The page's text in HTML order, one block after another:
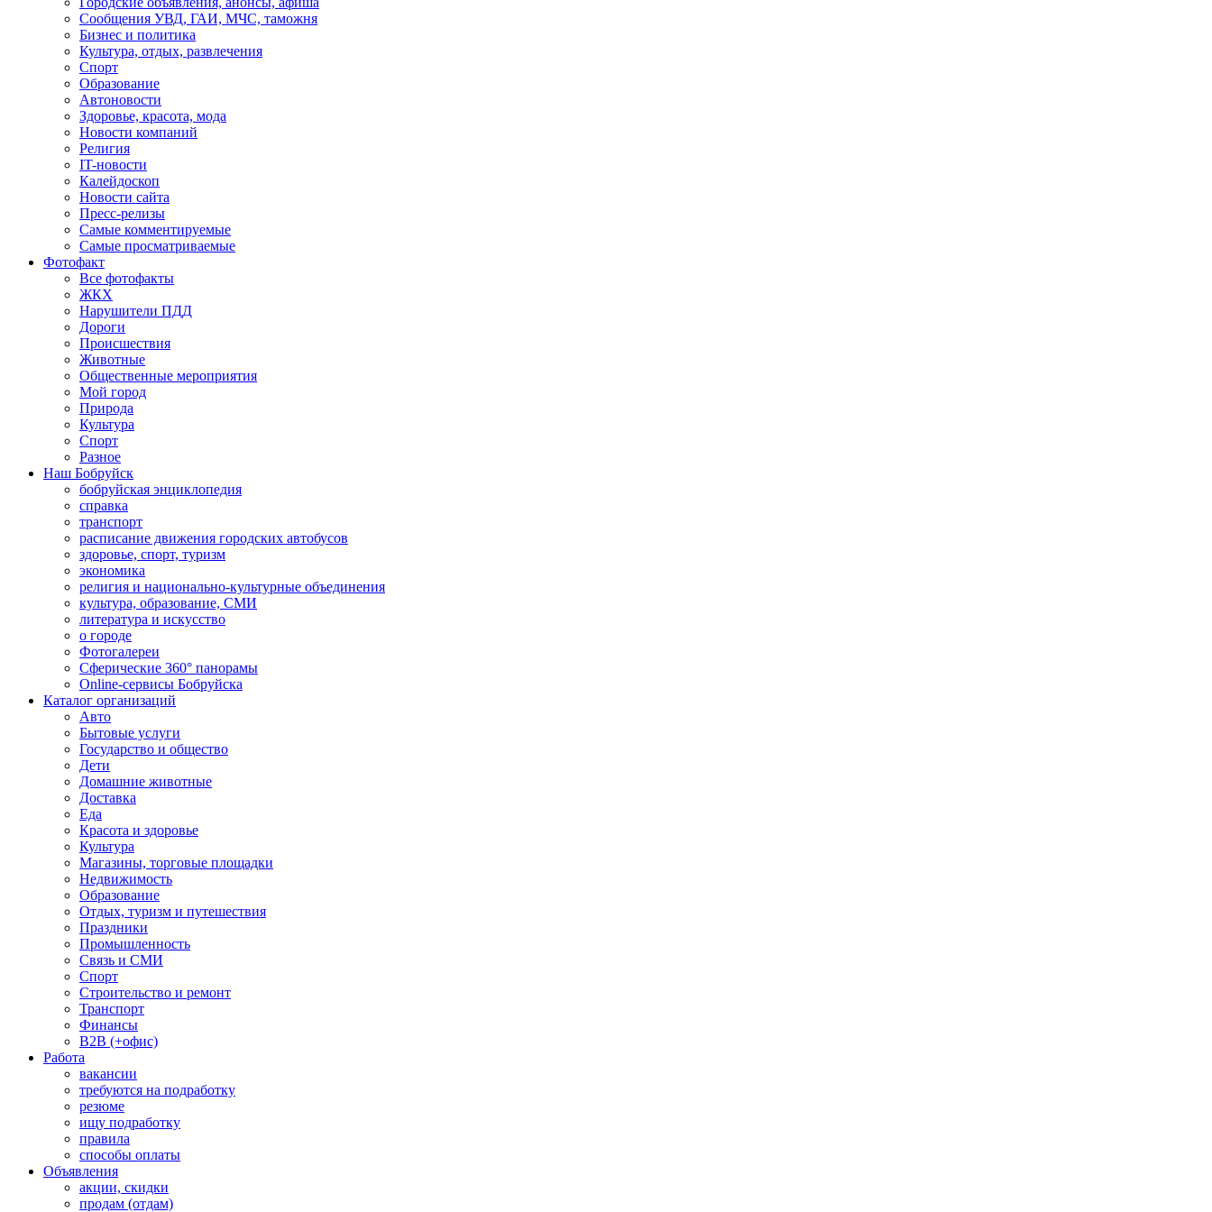
Сообщения УВД, ГАИ, МЧС, таможня
Бизнес и политика
Культура, отдых, развлечения
Спорт
Образование
Автоновости
Здоровье, красота, мода
Новости компаний
Религия
IT-новости
Калейдоскоп
Новости сайта
Пресс-релизы
Самые комментируемые
Самые просматриваемые
Фотофакт
Все фотофакты
ЖКХ
Нарушители ПДД
Дороги
Происшествия
Животные
Общественные мероприятия
Мой город
Природа
Культура
Спорт
Разное
Наш Бобруйск
бобруйская энциклопедия
справка
транспорт
расписание движения городских автобусов
здоровье, спорт, туризм
экономика
религия и национально-культурные объединения
культура, образование, СМИ
литература и искусство
о городе
Фотогалереи
Сферические 360° панорамы
Online-сервисы Бобруйска
Каталог организаций
Авто
Бытовые услуги
Государство и общество
Дети
Домашние животные
Доставка
Еда
Красота и здоровье
Культура
Магазины, торговые площадки
Недвижимость
Образование
Отдых, туризм и путешествия
Праздники
Промышленность
Связь и СМИ
Спорт
Строительство и ремонт
Транспорт
Финансы
B2B (+офис)
Работа
вакансии
требуются на подработку
резюме
ищу подработку
правила
способы оплаты
Объявления
акции, скидки
продам (отдам)